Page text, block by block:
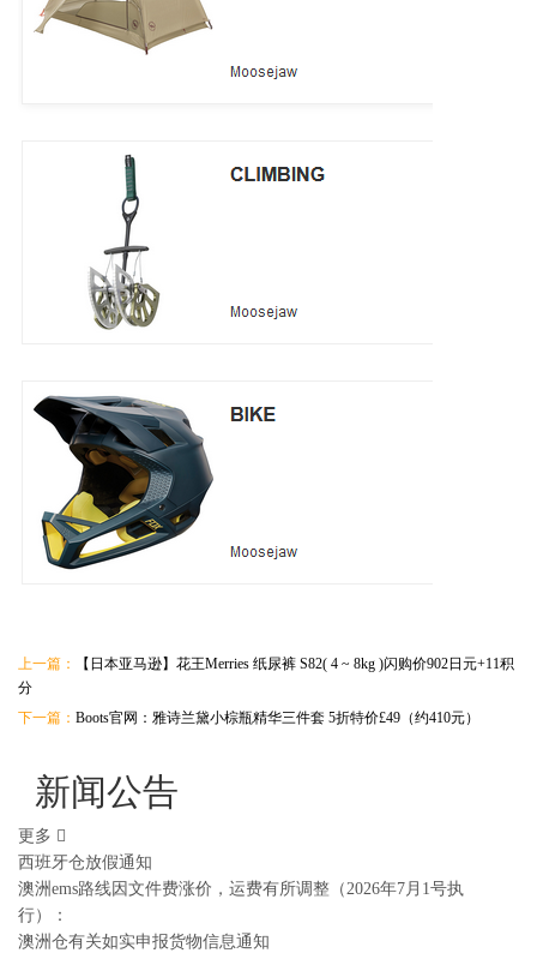
上一篇：
【日本亚马逊】花王Merries 纸尿裤 S82( 4 ~ 8kg )闪购价902日元+11积
分
下一篇： Boots官网：雅诗兰黛小棕瓶精华三件套 5折特价£49（约410元）
新闻公告
更多
西班牙仓放假通知
澳洲ems路线因文件费涨价，运费有所调整（2026年7月1号执
行）：
澳洲仓有关如实申报货物信息通知